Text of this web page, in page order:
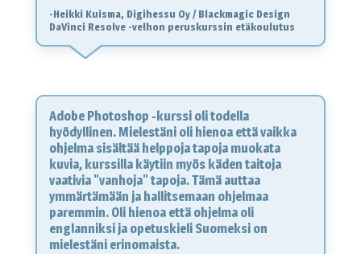
-Heikki Kuisma, Digihessu Oy / Blackmagic Design
DaVinci Resolve -velhon peruskurssin etäkoulutus
Adobe Photoshop -kurssi oli todella
hyödyllinen. Mielestäni oli hienoa että vaikka
ohjelma sisältää helppoja tapoja muokata
kuvia, kurssilla käytiin myös käden taitoja
vaativia "vanhoja" tapoja. Tämä auttaa
ymmärtämään ja hallitsemaan ohjelmaa
paremmin. Oli hienoa että ohjelma oli
englanniksi ja opetuskieli Suomeksi on
mielestäni erinomaista.